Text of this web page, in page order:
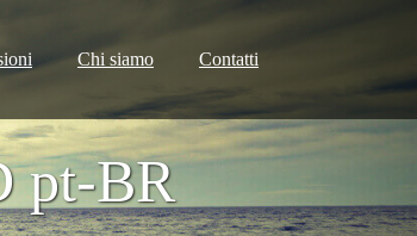
Chi siamo Contatti
pt-BR